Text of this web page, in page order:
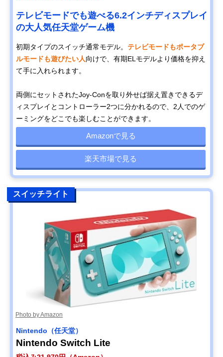
テレビモードでも遊べる6.2インチディスプレイ
の大人気任天堂ゲーム機
初期タイプのスイッチ通常モデル。 テレビモードもポータブ
ルモードも遊びたい人向けで、有期ELモデルより価格を抑え
て手に入れられます。
両側にセットされたJoy-Conを取り外せば据え置きできるデ
ィスプレイとコントローラー2つに分かれるので、2人でのゲ
ーミングをどこでも楽しむことができます。
Amazonで見る
楽天市場で見る
スイッチライト
Photo by Amazon
Nintendo（任天堂）
Nintendo Switch Lite